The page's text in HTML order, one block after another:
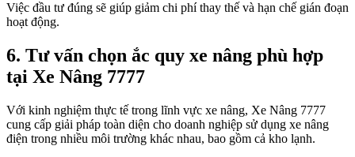
Việc đầu tư đúng sẽ giúp giảm chi phí thay thế và hạn chế gián đoạn
hoạt động.
6. Tư vấn chọn ắc quy xe nâng phù hợp
tại Xe Nâng 7777
Với kinh nghiệm thực tế trong lĩnh vực xe nâng, Xe Nâng 7777
cung cấp giải pháp toàn diện cho doanh nghiệp sử dụng xe nâng
điện trong nhiều môi trường khác nhau, bao gồm cả kho lạnh.